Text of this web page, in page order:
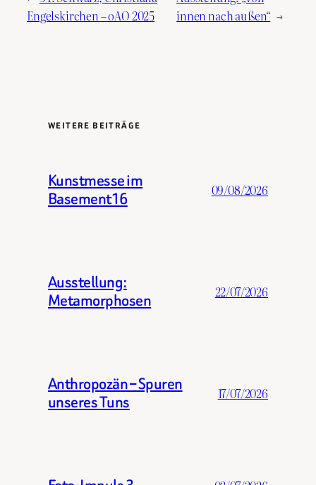
Engelskirchen – oAO 2025
innen nach außen“ →
WEITERE BEITRÄGE
Kunstmesse im
Basement16
09/08/2026
Ausstellung:
Metamorphosen
22/07/2026
Anthropozän – Spuren
unseres Tuns
17/07/2026